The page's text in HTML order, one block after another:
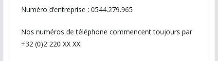
Numéro d’entreprise : 0544.279.965
Nos numéros de téléphone commencent toujours par
+32 (0)2 220 XX XX.